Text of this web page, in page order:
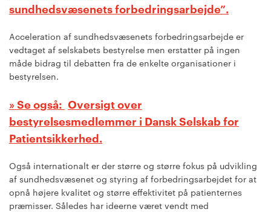
sundhedsvæsenets forbedringsarbejde”.
Acceleration af sundhedsvæsenets forbedringsarbejde er
vedtaget af selskabets bestyrelse men erstatter på ingen
måde bidrag til debatten fra de enkelte organisationer i
bestyrelsen.
Oversigt over
bestyrelsesmedlemmer i Dansk Selskab for
Patientsikkerhed.
Også internationalt er der større og større fokus på udvikling
af sundhedsvæsenet og styring af forbedringsarbejdet for at
opnå højere kvalitet og større effektivitet på patienternes
præmisser. Således har ideerne været vendt med